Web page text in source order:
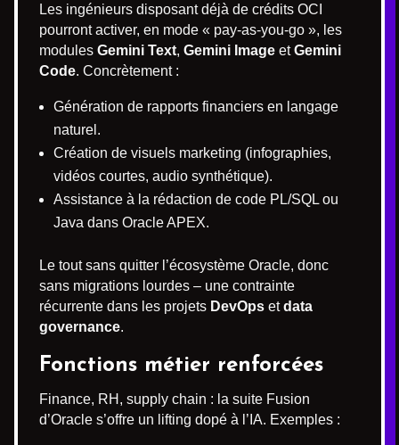
Les ingénieurs disposant déjà de crédits OCI
pourront activer, en mode « pay-as-you-go », les
modules Gemini Text, Gemini Image etGemini
Code. Concrètement :
Génération de rapports financiers en langage
naturel.
Création de visuels marketing (infographies,
vidéos courtes, audio synthétique).
Assistance à la rédaction de code PL/SQL ou
Java dans Oracle APEX.
Le tout sans quitter l’écosystème Oracle, donc
sans migrations lourdes – une contrainte
récurrente dans les projets DevOps etdata
governance.
Fonctions métier renforcées
Finance, RH, supply chain : la suite Fusion
d’Oracle s’offre un lifting dopé à l’IA. Exemples :